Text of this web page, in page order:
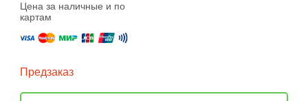
Цена за наличные и по
картам
Предзаказ